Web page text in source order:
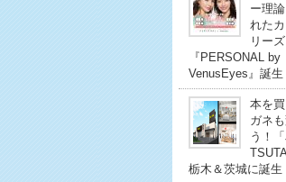
ー理
れた
リーズ
『PERSONAL by
VenusEyes』誕生
本を
ガネ
う！
栃木＆茨城に誕生